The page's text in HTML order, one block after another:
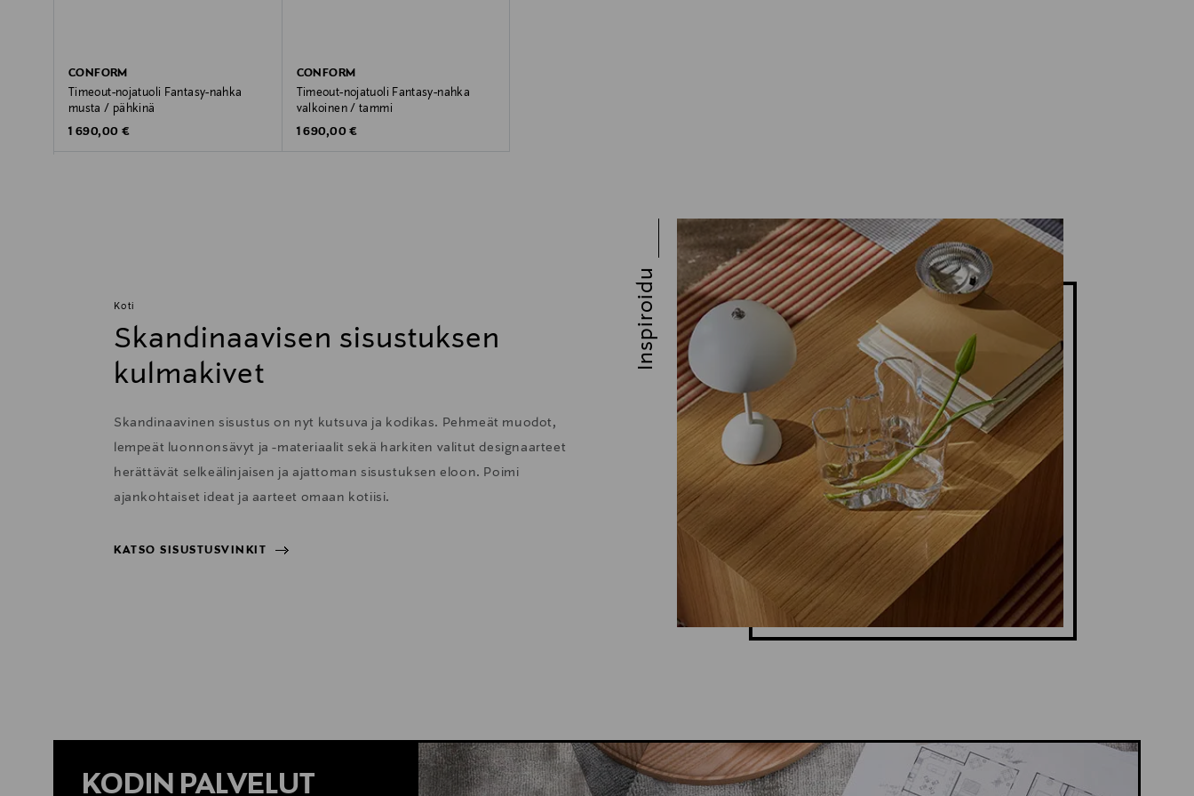
CONFORM
Timeout-nojatuoli Fantasy-nahka
musta / pähkinä
Original Price
1 690,00 €
CONFORM
Timeout-nojatuoli Fantasy-nahka
valkoinen / tammi
Original Price
1 690,00 €
Koti
Skandinaavisen sisustuksen
kulmakivet
Skandinaavinen sisustus on nyt kutsuva ja kodikas. Pehmeät muodot,
lempeät luonnonsävyt ja -materiaalit sekä harkiten valitut designaarteet
herättävät selkeälinjaisen ja ajattoman sisustuksen eloon. Poimi
ajankohtaiset ideat ja aarteet omaan kotiisi.
KATSO SISUSTUSVINKIT
Inspiroidu
KODIN PALVELUT